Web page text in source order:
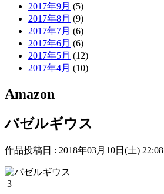
2017年9月 (5)
2017年8月 (9)
2017年7月 (6)
2017年6月 (6)
2017年5月 (12)
2017年4月 (10)
Amazon
バゼルギウス
作品投稿日 : 2018年03月10日(土) 22:08
3